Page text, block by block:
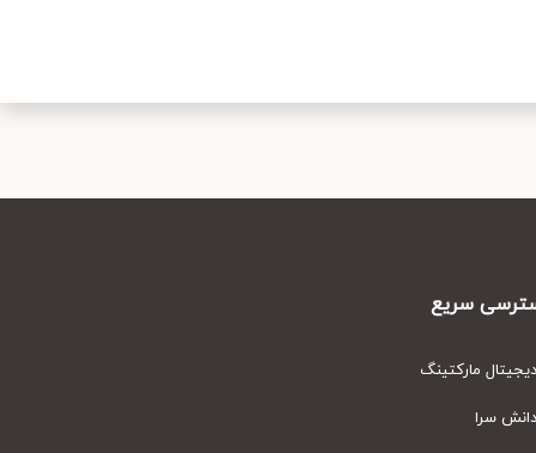
سریع
مارکتینگ
سرا